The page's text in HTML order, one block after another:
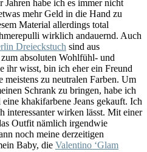
habe ich es immer nicht
mehr Geld in die Hand zu
Material allerdings total
wirklich andauernd. Auch
Dreieckstuch sind aus
absoluten Wohlfühl- und
ihr wisst, bin ich eher ein Freund
zu neutralen Farben. Um
Schrank zu bringen, habe ich
khakifarbene Jeans gekauft. Ich
interessanter wirken lässt. Mit einer
Outfit nämlich irgendwie
noch meine derzeitigen
Baby, die Valentino ‘Glam